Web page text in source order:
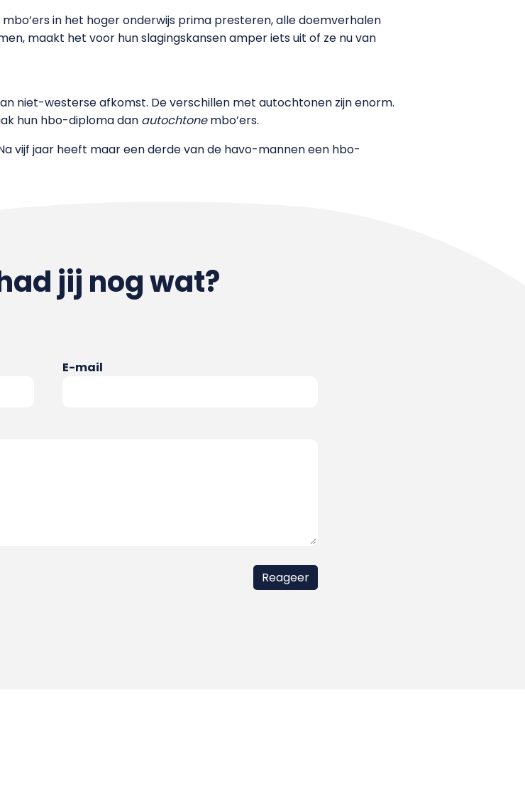
in het hoger onderwijs prima presteren, alle doemverhalen
maakt het voor hun slagingskansen amper iets uit of ze nu van
niet-westerse afkomst. De verschillen met autochtonen zijn enorm.
hun hbo-diploma dan autochtonembo’ers.
vijf jaar heeft maar een derde van de havo-mannen een hbo-
jij nog wat?
E-mail